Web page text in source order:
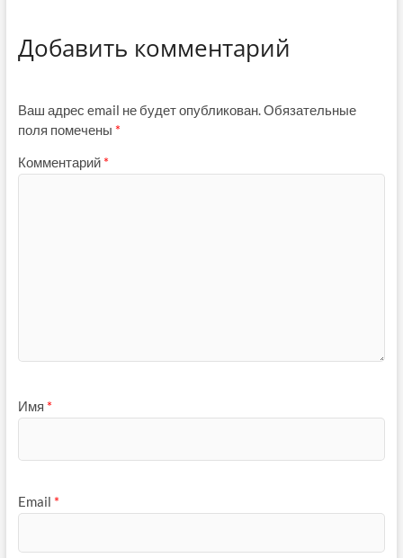
Добавить комментарий
Ваш адрес email не будет опубликован.Обязательные
поля помечены *
Комментарий *
Имя *
Email *